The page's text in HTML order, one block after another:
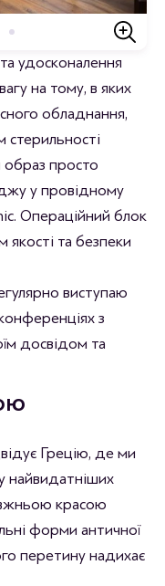
удосконалення
на тому, в яких
обладнання,
просто
у провідному
Операційний блок
та безпеки
виступаю
з
досвідом та
Грецію, де ми
найвидатніших
красою
форми античної
перетину надихає